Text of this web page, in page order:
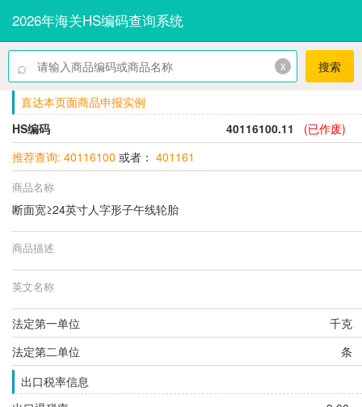
2026年海关HS编码查询系统
⌕ x 搜索
直达本页面商品申报实例
HS编码
40116100.11
(已作废)
推荐查询: 40116100 或者： 401161
商品名称
断面宽≥24英寸人字形子午线轮胎
商品描述
英文名称
法定第一单位
千克
法定第二单位
条
出口税率信息